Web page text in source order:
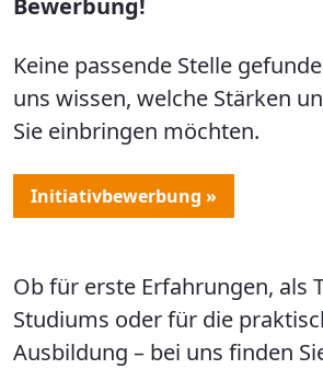
Bewerbung!
Keine passende Stelle
uns wissen, welche Stärken
Sie einbringen möchten.
Initiativbewerbung »
Ob für erste Erfahrungen, als
Studiums oder für die
Ausbildung – bei uns finden